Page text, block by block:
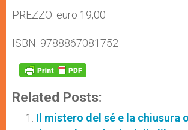
PREZZO: euro 19,00
ISBN: 9788867081752
Related Posts:
Il mistero del sé e la chiusura